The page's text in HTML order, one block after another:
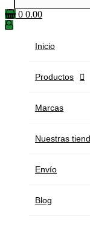
0 0.00
Inicio
Productos 
Marcas
Nuestras
Envío
Blog